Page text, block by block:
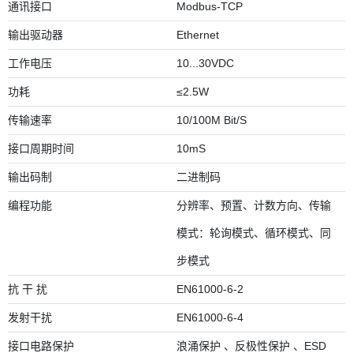
通讯接口 Modbus-TCP
输出驱动器 Ethernet
工作电压 10...30VDC
功耗 ≤2.5W
传输速率 10/100M Bit/S
接口周期时间 10mS
输出码制 二进制码
编程功能 分辨率、预置、计数方向、传输
模式：轮询模式、循环模式、同
步模式
抗 干 扰 EN61000-6-2
发射干扰 EN61000-6-4
接口电路保护 浪涌保护 、反极性保护 、ESD